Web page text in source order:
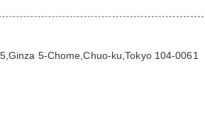
5-Chome,Chuo-ku,Tokyo 104-0061